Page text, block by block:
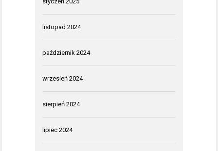
listopad 2024
październik 2024
wrzesień 2024
sierpień 2024
lipiec 2024